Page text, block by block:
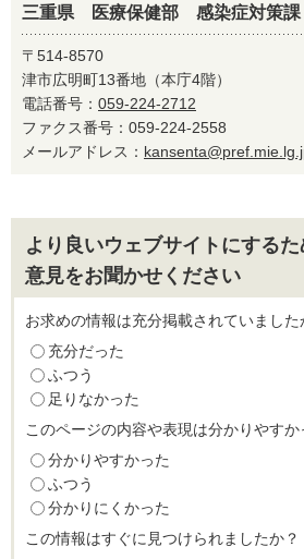
三重県 医療保健部 感染症対策
〒514-8570
津市広明町13番地（本庁4階）
電話番号： 059-224-2712
ファクス番号：059-224-2558
メールアドレス：
より良いウェブサイトにする
意見をお聞かせください
お求めの情報は充分掲載されていました
充分だった
ふつう
足りなかった
このページの内容や表現は分かりやすか
分かりやすかった
ふつう
分かりにくかった
この情報はすぐに見つけられましたか？